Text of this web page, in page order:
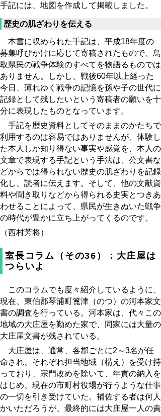
手記には、地図を作成して掲載しました。
歴史の肌ざわりを伝える
本書に収められた手記は、平成18年度の
募集呼びかけに応じて寄稿されたもので、鳥
取県民の戦争体験のすべてを物語るものでは
ありません。しかし、戦後60年以上経った
今日、薄れゆく戦争の記憶を孫や子の世代に
記録として残したいという寄稿者の願いを十
分に表現したものとなっています。
手記を歴史資料としてそのままのかたちで
利用するのは容易ではありませんが、体験し
た本人しか知り得ない事実や感覚を、本人の
文章で表現する手記という手法は、公文書な
どからでは得られない歴史の肌ざわりを記録
化し、読者に伝えます。そして、他の文献資
料や聞き取りなどから得られる史実とつきあ
わせることによって、県民が生きぬいた戦争
の時代が豊かに立ち上がってくるのです。
（西村芳将）
室長コラム（その36）：大庄屋は
つらいよ
このコラムでも度々紹介しているように、
現在、東伯郡琴浦町篦津（のつ）の河本家文
書の調査を行っている。河本家は、代々この
地域の大庄屋を勤めた家で、同家には大量の
大庄屋文書が残されている。
大庄屋は、通常、各郡ごとに2～3名が任
命され、それぞれ担当地域（構え）を受け持
っており、宗門改めを除いて、年貢の納入を
はじめ、現在の市町村役場が行うような仕事
の一切を引き受けていた。補佐する者は何人
かいただろうが、最終的には大庄屋一人の責